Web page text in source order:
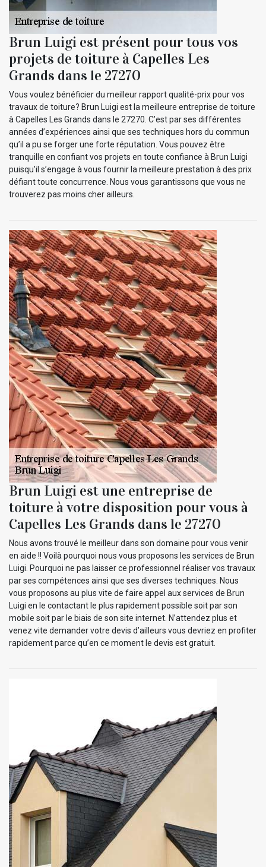
Brun Luigi est présent pour tous vos
projets de toiture à Capelles Les
Grands dans le 27270
Vous voulez bénéficier du meilleur rapport qualité-prix pour vos
travaux de toiture? Brun Luigi est la meilleure entreprise de toiture
à Capelles Les Grands dans le 27270. C’est par ses différentes
années d’expériences ainsi que ses techniques hors du commun
qu’il a pu se forger une forte réputation. Vous pouvez être
tranquille en confiant vos projets en toute confiance à Brun Luigi
puisqu’il s’engage à vous fournir la meilleure prestation à des prix
défiant toute concurrence. Nous vous garantissons que vous ne
trouverez pas moins cher ailleurs.
Brun Luigi est une entreprise de
toiture à votre disposition pour vous à
Capelles Les Grands dans le 27270
Nous avons trouvé le meilleur dans son domaine pour vous venir
en aide !! Voilà pourquoi nous vous proposons les services de Brun
Luigi. Pourquoi ne pas laisser ce professionnel réaliser vos travaux
par ses compétences ainsi que ses diverses techniques. Nous
vous proposons au plus vite de faire appel aux services de Brun
Luigi en le contactant le plus rapidement possible soit par son
mobile soit par le biais de son site internet. N’attendez plus et
venez vite demander votre devis d’ailleurs vous devriez en profiter
rapidement parce qu’en ce moment le devis est gratuit.